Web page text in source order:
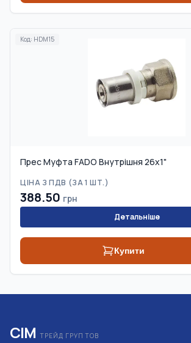
Код: HDM15
Прес Муфта FADO Внутрішня 26х1"
ЦІНА З ПДВ (ЗА 1 ШТ.)
388.50 грн
Детальніше
Купити
СІМ ТРЕЙД ГРУП ТОВ